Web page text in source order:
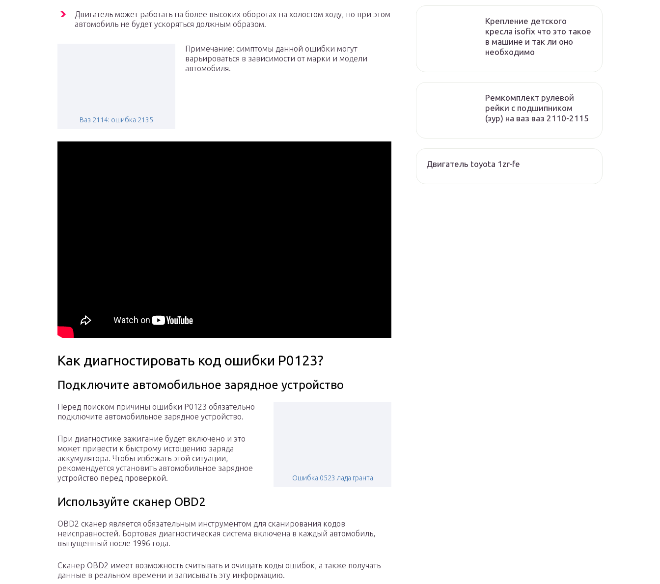
Двигатель может работать на более высоких оборотах на холостом ходу, но при этом
автомобиль не будет ускоряться должным образом.
Ваз 2114: ошибка 2135
Примечание: симптомы данной ошибки могут
варьироваться в зависимости от марки и модели
автомобиля.
Как диагностировать код ошибки P0123?
Подключите автомобильное зарядное устройство
Ошибка 0523 лада гранта
Перед поиском причины ошибки P0123 обязательно
подключите автомобильное зарядное устройство.
При диагностике зажигание будет включено и это
может привести к быстрому истощению заряда
аккумулятора. Чтобы избежать этой ситуации,
рекомендуется установить автомобильное зарядное
устройство перед проверкой.
Используйте сканер OBD2
OBD2 сканер является обязательным инструментом для сканирования кодов
неисправностей. Бортовая диагностическая система включена в каждый автомобиль,
выпущенный после 1996 года.
Сканер OBD2 имеет возможность считывать и очищать коды ошибок, а также получать
данные в реальном времени и записывать эту информацию.
Крепление детского
кресла isofix что это такое
в машине и так ли оно
необходимо
Ремкомплект рулевой
рейки с подшипником
(эур) на ваз ваз 2110-2115
Двигатель toyota 1zr-fe